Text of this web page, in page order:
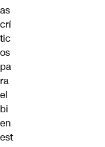
as
crí
tic
os
pa
ra
el
bi
en
est